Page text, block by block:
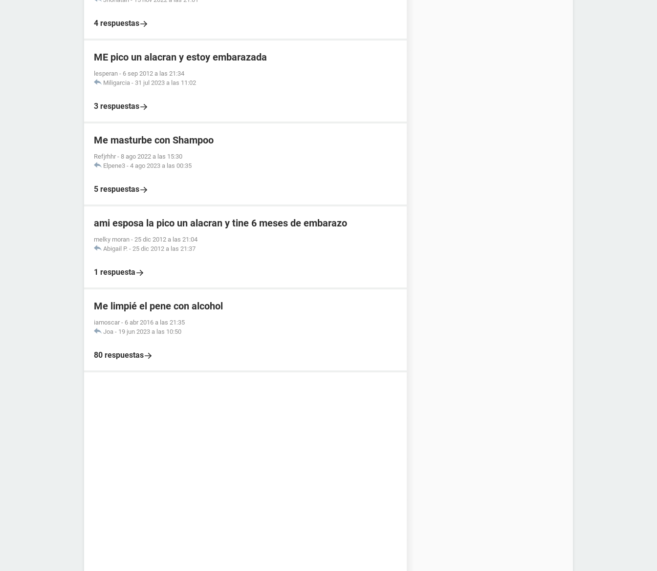
4 respuestas
ME pico un alacran y estoy embarazada
lesperan - 6 sep 2012 a las 21:34
Miligarcia - 31 jul 2023 a las 11:02
3 respuestas
Me masturbe con Shampoo
Refjrhhr - 8 ago 2022 a las 15:30
Elpene3 - 4 ago 2023 a las 00:35
5 respuestas
ami esposa la pico un alacran y tine 6 meses de embarazo
melky moran - 25 dic 2012 a las 21:04
Abigail P. - 25 dic 2012 a las 21:37
1 respuesta
Me limpié el pene con alcohol
iamoscar - 6 abr 2016 a las 21:35
Joa - 19 jun 2023 a las 10:50
80 respuestas